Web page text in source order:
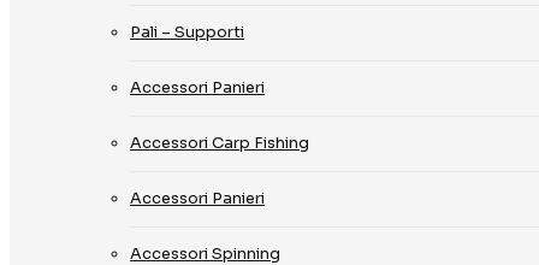
Pali – Supporti
Accessori Panieri
Accessori Carp Fishing
Accessori Panieri
Accessori Spinning